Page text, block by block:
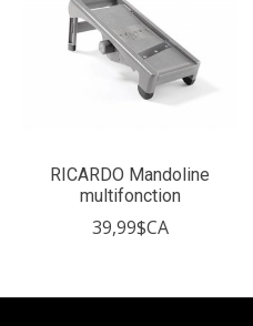
RICARDO Mandoline
multifonction
39,99$CA